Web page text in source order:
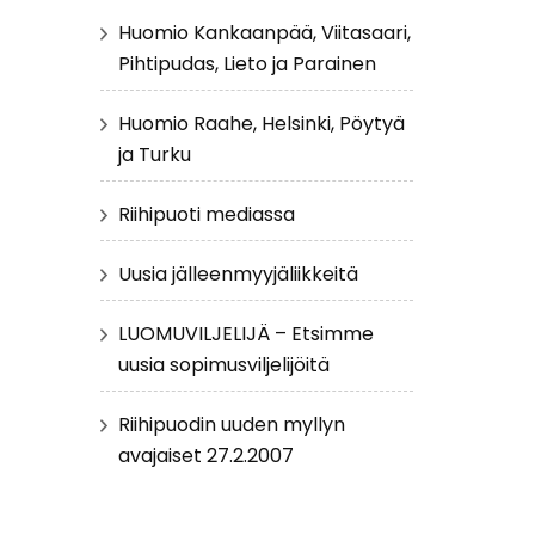
Huomio Kankaanpää, Viitasaari,
Pihtipudas, Lieto ja Parainen
Huomio Raahe, Helsinki, Pöytyä
ja Turku
Riihipuoti mediassa
Uusia jälleenmyyjäliikkeitä
LUOMUVILJELIJÄ – Etsimme
uusia sopimusviljelijöitä
Riihipuodin uuden myllyn
avajaiset 27.2.2007